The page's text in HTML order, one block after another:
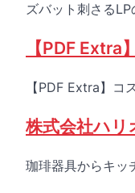
ズバット刺さる
【PDF
【PDF Extra】
株式会社ハリ
珈琲器具からキッ